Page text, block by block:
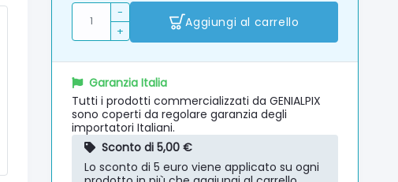
-
+
Aggiungi al carrello
Garanzia Italia
Tutti i prodotti commercializzati da GENIALPIX
sono coperti da regolare garanzia degli
importatori Italiani.
Sconto di 5,00 €
Lo sconto di 5 euro viene applicato su ogni